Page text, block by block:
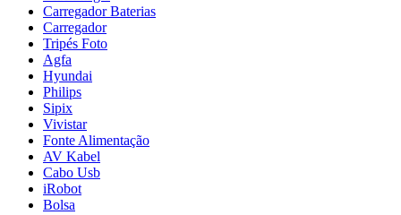
Carregador Baterias
Carregador
Tripés Foto
Agfa
Hyundai
Philips
Sipix
Vivistar
Fonte Alimentação
AV Kabel
Cabo Usb
iRobot
Bolsa